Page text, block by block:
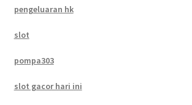
pengeluaran hk
slot
pompa303
slot gacor hari ini